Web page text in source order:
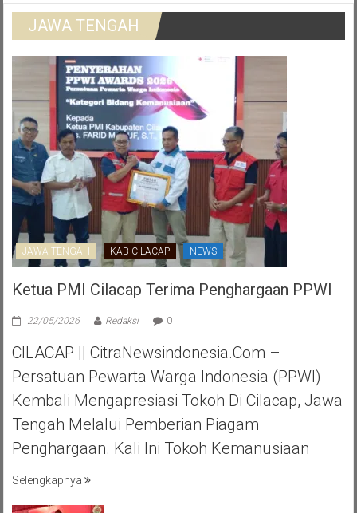
JAWA TENGAH
JAWA TENGAH KAB CILACAP NEWS
Ketua PMI Cilacap Terima Penghargaan PPWI
22/05/2026 Redaksi 0
CILACAP || CitraNewsindonesia.com –
Persatuan Pewarta Warga Indonesia (PPWI)
Kembali Mengapresiasi Tokoh Di Cilacap, Jawa
Tengah Melalui Pemberian Piagam
Penghargaan. Kali Ini Tokoh Kemanusiaan
Selengkapnya